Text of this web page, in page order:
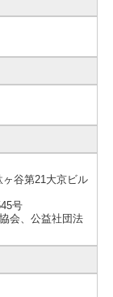
谷第21大京ビル
号
会、公益社団法